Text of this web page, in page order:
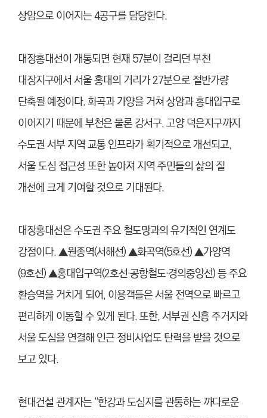
상암으로 이어지는 4공구를 담당한다.
대장홍대선이 개통되면 현재 57분이 걸리던 부천
대장지구에서 서울 홍대의 거리가 27분으로 절반가량
단축될 예정이다. 화곡과 가양을 거쳐 상암과 홍대입구로
이어지기 때문에 부천은 물론 강서구, 고양 덕은지구까지
수도권 서부 지역 교통 인프라가 획기적으로 개선되고,
서울 도심 접근성 또한 높아져 지역 주민들의 삶의 질
개선에 크게 기여할 것으로 기대된다.
대장홍대선은 수도권 주요 철도망과의 유기적인 연계도
강점이다. ▲원종역(서해선) ▲화곡역(5호선) ▲가양역
(9호선) ▲홍대입구역(2호선·공항철도·경의중앙선) 등 주요
환승역을 거치게 되어, 이용객들은 서울 전역으로 빠르고
편리하게 이동할 수 있게 된다. 또한, 서부권 신흥 주거지와
서울 도심을 연결해 인근 정비사업도 탄력을 받을 것으로
보고 있다.
현대건설 관계자는 “한강과 도심지를 관통하는 까다로운